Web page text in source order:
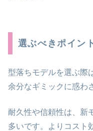
選ぶべきポイン
型落ちモデルを選ぶ際
余分なギミックに惑わ
耐久性や信頼性は、新
多いです。よりコスト